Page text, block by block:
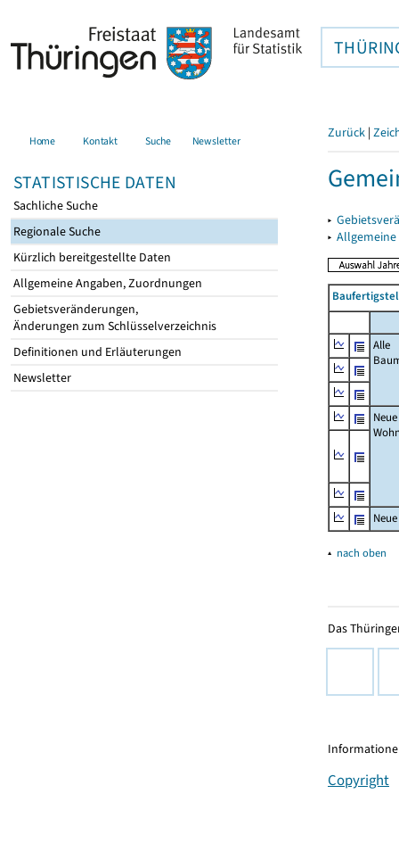
Home Kontakt Suche Newsletter
STATISTISCHE DATEN
Sachliche Suche
Regionale Suche
Kürzlich bereitgestellte Daten
Allgemeine Angaben, Zuordnungen
Gebietsveränderungen,
Änderungen zum Schlüsselverzeichnis
Definitionen und Erläuterungen
Newsletter
Zurück |
▸
▸
Alle
Neue
▴ nach oben
Das
Copyright